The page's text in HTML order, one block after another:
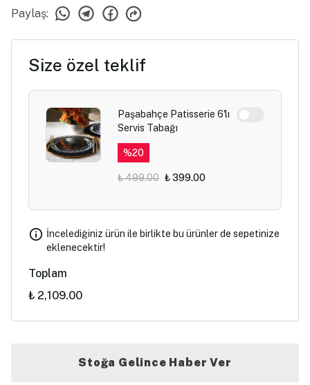
Paylaş:
Size özel teklif
Paşabahçe Patisserie 6'lı
Servis Tabağı
%20
₺ 499.00 ₺ 399.00
İncelediğiniz ürün ile birlikte bu ürünler de sepetinize
eklenecektir!
Toplam
₺ 2,109.00
Stoğa Gelince Haber Ver